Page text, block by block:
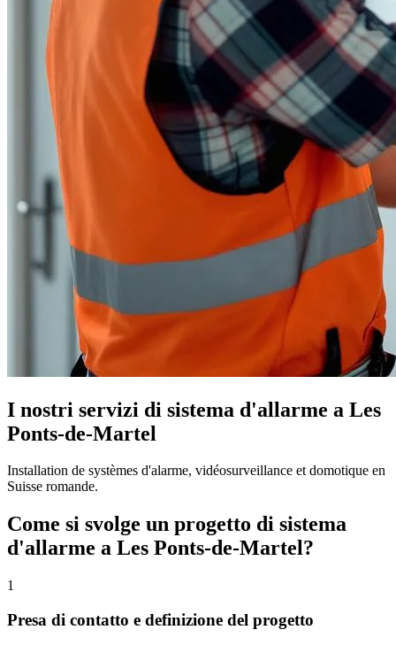
I nostri servizi di sistema d'allarme a Les
Ponts-de-Martel
Installation de systèmes d'alarme, vidéosurveillance et domotique en
Suisse romande.
Come si svolge un progetto di sistema
d'allarme a Les Ponts-de-Martel?
1
Presa di contatto e definizione del progetto